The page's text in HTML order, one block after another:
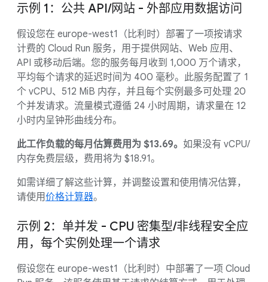
示例 1：公共 API/网站 - 外部应用数据访问
假设您在 europe-west1（比利时）部署了一项按请求
计费的 Cloud Run 服务，用于提供网站、Web 应用、
API 或移动后端。您的服务每月收到 1,000 万个请求，
平均每个请求的延迟时间为 400 毫秒。此服务配置了 1
个 vCPU、512 MiB 内存，并且每个实例最多可处理 20
个并发请求。流量模式遵循 24 小时周期，请求量在 12
小时内呈钟形曲线分布。
此工作负载的每月估算费用为 $13.69。 如果没有 vCPU/
内存免费层级，费用将为 $18.91。
如需详细了解这些计算，并调整设置和使用情况估算，
请使用价格计算器。
示例 2：单并发 - CPU 密集型/非线程安全应
用，每个实例处理一个请求
假设您在 europe-west1（比利时）中部署了一项 Cloud